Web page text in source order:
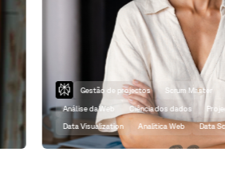
de dados
Scrum Master
Gestão de
Gestão de
Product